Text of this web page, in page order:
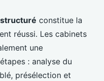
constitue la
réussi. Les cabinets
une
: analyse du
présélection et